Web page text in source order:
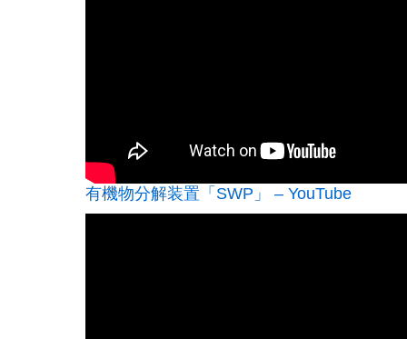
有機物分解装置「SWP」 – YouTube